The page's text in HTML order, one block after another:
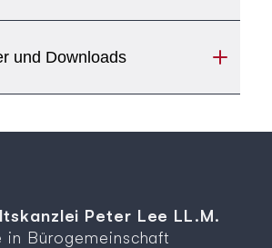
und Downloads
Peter Lee LL.M.
in Bürogemeinschaft